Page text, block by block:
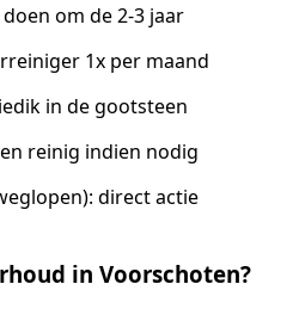
om de 2-3 jaar
1x per maand
in de gootsteen
reinig indien nodig
direct actie
in Voorschoten?